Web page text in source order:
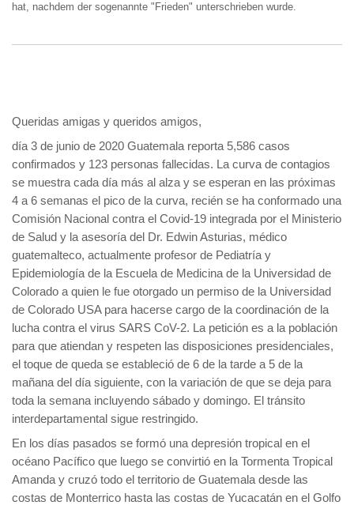
hat, nachdem der sogenannte "Frieden" unterschrieben wurde.
Queridas amigas y queridos amigos,
día 3 de junio de 2020 Guatemala reporta 5,586 casos
confirmados y 123 personas fallecidas. La curva de contagios
se muestra cada día más al alza y se esperan en las próximas
4 a 6 semanas el pico de la curva, recién se ha conformado una
Comisión Nacional contra el Covid-19 integrada por el Ministerio
de Salud y la asesoría del Dr. Edwin Asturias, médico
guatemalteco, actualmente profesor de Pediatría y
Epidemiología de la Escuela de Medicina de la Universidad de
Colorado a quien le fue otorgado un permiso de la Universidad
de Colorado USA para hacerse cargo de la coordinación de la
lucha contra el virus SARS CoV-2. La petición es a la población
para que atiendan y respeten las disposiciones presidenciales,
el toque de queda se estableció de 6 de la tarde a 5 de la
mañana del día siguiente, con la variación de que se deja para
toda la semana incluyendo sábado y domingo. El tránsito
interdepartamental sigue restringido.
En los días pasados se formó una depresión tropical en el
océano Pacífico que luego se convirtió en la Tormenta Tropical
Amanda y cruzó todo el territorio de Guatemala desde las
costas de Monterrico hasta las costas de Yucacatán en el Golfo